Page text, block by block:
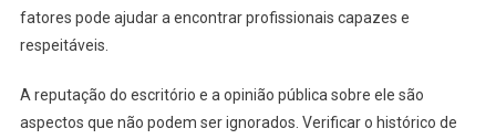
fatores pode ajudar a encontrar profissionais capazes e
respeitáveis.
A reputação do escritório e a opinião pública sobre ele são
aspectos que não podem ser ignorados. Verificar o histórico de